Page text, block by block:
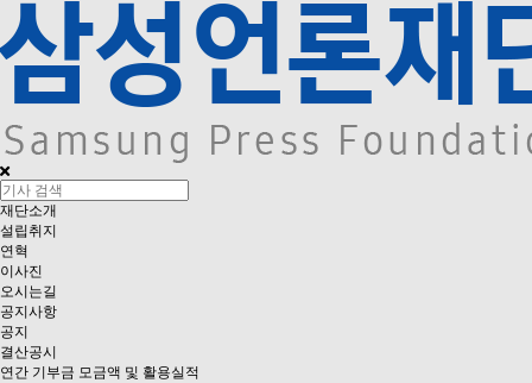
재단소개
설립취지
연혁
이사진
오시는길
공지사항
공지
결산공시
연간 기부금 모금액 및 활용실적